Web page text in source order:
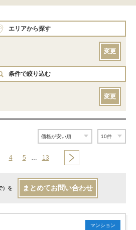
エリアから探す
変更
条件で絞り込む
変更
4 5 … 13
）を まとめてお問い合わせ
マンション